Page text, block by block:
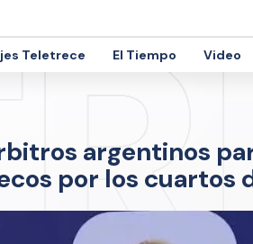
Teletrece El Tiempo Video
argentinos
por los cuartos